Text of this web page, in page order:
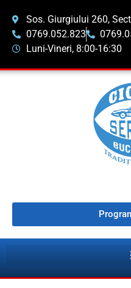
Sos. Giurgiului 260,
0769.052.823
Luni-Vineri, 8:00-16:30